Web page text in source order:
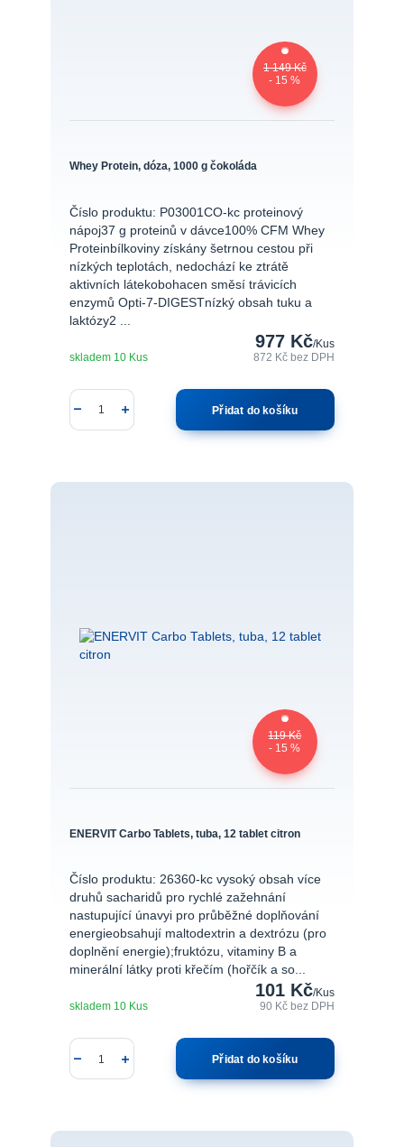
1 149 Kč
- 15 %
Whey Protein, dóza, 1000 g čokoláda
Číslo produktu: P03001CO-kc proteinový
nápoj37 g proteinů v dávce100% CFM Whey
Proteinbílkoviny získány šetrnou cestou při
nízkých teplotách, nedochází ke ztrátě
aktivních látekobohacen směsí trávicích
enzymů Opti-7-DIGESTnízký obsah tuku a
laktózy2 ...
977 Kč/Kus
872 Kčbez DPH
skladem 10 Kus
Přidat do košíku
119 Kč
- 15 %
ENERVIT Carbo Tablets, tuba, 12 tablet citron
Číslo produktu: 26360-kc vysoký obsah více
druhů sacharidů pro rychlé zažehnání
nastupující únavyi pro průběžné doplňování
energieobsahují maltodextrin a dextrózu (pro
doplnění energie);fruktózu, vitaminy B a
minerální látky proti křečím (hořčík a so...
101 Kč/Kus
90 Kč bez DPH
skladem 10 Kus
Přidat do košíku